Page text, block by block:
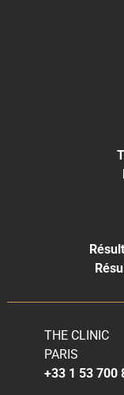
THE CLINIC
PARIS
+33 1 53 700